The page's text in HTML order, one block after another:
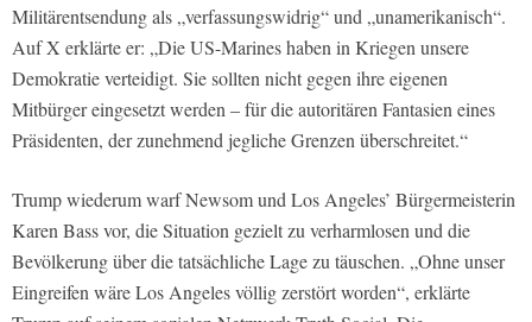
Militärentsendung als „verfassungswidrig“ und „unamerikanisch“.
Auf X erklärte er: „Die US-Marines haben in Kriegen unsere
Demokratie verteidigt. Sie sollten nicht gegen ihre eigenen
Mitbürger eingesetzt werden – für die autoritären Fantasien eines
Präsidenten, der zunehmend jegliche Grenzen überschreitet.“
Trump wiederum warf Newsom und Los Angeles’ Bürgermeisterin
Karen Bass vor, die Situation gezielt zu verharmlosen und die
Bevölkerung über die tatsächliche Lage zu täuschen. „Ohne unser
Eingreifen wäre Los Angeles völlig zerstört worden“, erklärte